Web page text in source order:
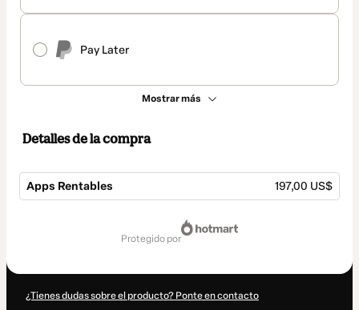
Pay Later
Mostrar más
Detalles de la compra
Apps Rentables 197,00 US$
protegido por
¿Tienes dudas sobre el producto? Ponte en contacto